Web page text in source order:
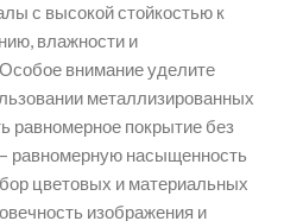
с высокой стойкостью к
влажности и
внимание уделите
металлизированных
равномерное покрытие без
равномерную насыщенность
цветовых и материальных
изображения и